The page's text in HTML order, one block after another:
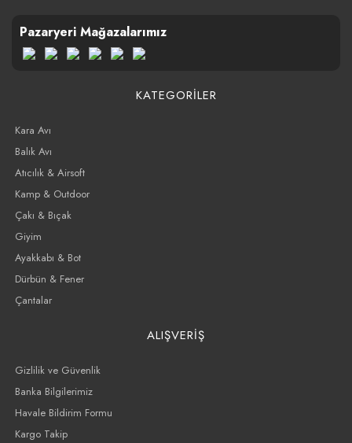
Pazaryeri Mağazalarımız
KATEGORİLER
Kara Avı
Balık Avı
Atıcılık & Airsoft
Kamp & Outdoor
Çakı & Bıçak
Giyim
Ayakkabı & Bot
Dürbün & Fener
Çantalar
ALIŞVERİŞ
Gizlilik ve Güvenlik
Banka Bilgilerimiz
Havale Bildirim Formu
Kargo Takip